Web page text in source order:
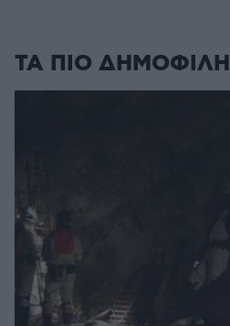
ΤΑ ΠΙΟ ΔΗΜΟΦΙΛΗ